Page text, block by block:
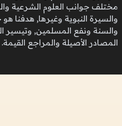
مختلف جوانب العلوم الشرعية
والسيرة النبوية وغيرها, هدفنا
والسنة ونفع المسلمين, وتيسير
المصادر الأصيلة والمراجع القيمة.